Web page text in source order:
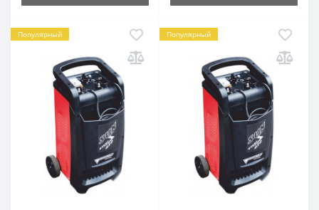
Популярный Популярный